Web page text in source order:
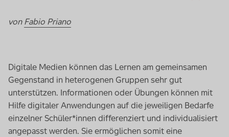
vonFabio Priano
Digitale Medien können das Lernen am gemeinsamen
Gegenstand in heterogenen Gruppen sehr gut
unterstützen. Informationen oder Übungen können mit
Hilfe digitaler Anwendungen auf die jeweiligen Bedarfe
einzelner Schüler*innen differenziert und individualisiert
angepasst werden. Sie ermöglichen somit eine